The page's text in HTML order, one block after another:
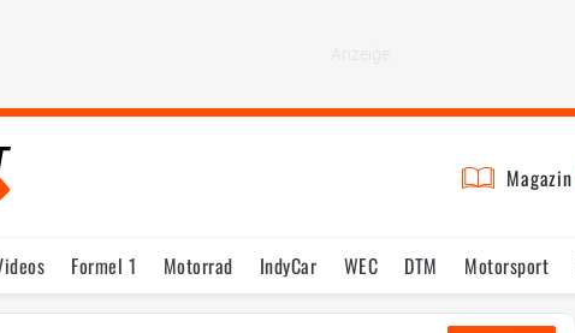
Magazin
Formel 1 Motorrad IndyCar WEC DTM Motorsport